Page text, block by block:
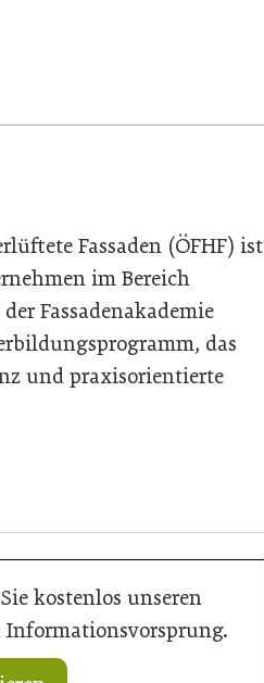
Fassaden (ÖFHF) ist
im Bereich
Fassadenakademie
das
und praxisorientierte
kostenlos unseren